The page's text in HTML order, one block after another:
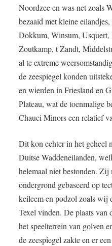
Noordzee en was net zoals
bezaaid met kleine
Dokkum, Winsum,
Zoutkamp, t Zandt,
al te extreme
de zeespiegel konden
en wierden in Friesland en
Plateau, wat de toenmalige
Chauci Minors een relatief
Dit kon echter in het geheel
Duitse Waddeneilanden,
helemaal niet bestonden. Zij
ondergrond gebaseerd op
keileem en podzol zoals wij
Texel vinden. De plaats van
het speelterrein van golven
de zeespiegel zakte en er